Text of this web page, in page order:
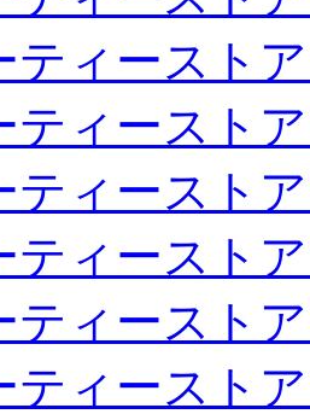
ティースト
ティースト
ティースト
ティースト
ティースト
ティースト